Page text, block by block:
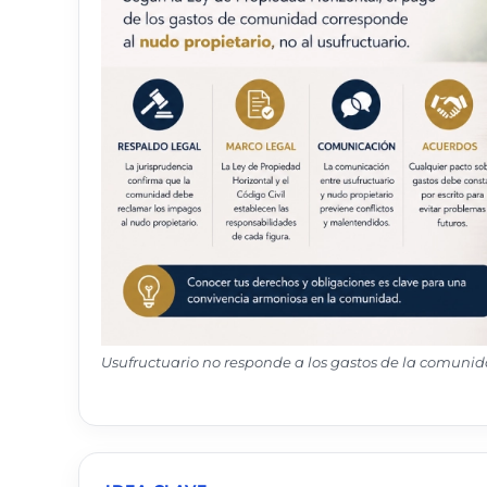
Usufructuario no responde a los gastos de la